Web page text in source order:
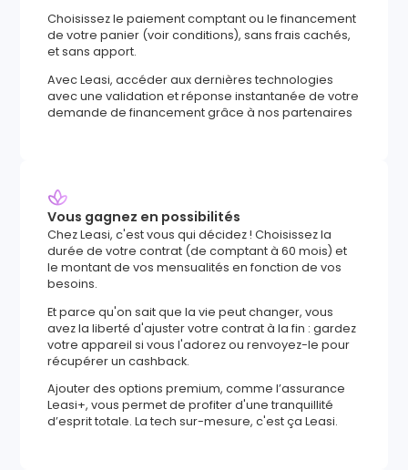
Choisissez le paiement comptant ou le financement
de votre panier (voir conditions), sans frais cachés,
et sans apport.
Avec Leasi, accéder aux dernières technologies
avec une validation et réponse instantanée de votre
demande de financement grâce à nos partenaires
Vous gagnez en possibilités
Chez Leasi, c'est vous qui décidez ! Choisissez la
durée de votre contrat (de comptant à 60 mois) et
le montant de vos mensualités en fonction de vos
besoins.
Et parce qu'on sait que la vie peut changer, vous
avez la liberté d'ajuster votre contrat à la fin : gardez
votre appareil si vous l'adorez ou renvoyez-le pour
récupérer un cashback.
Ajouter des options premium, comme l’assurance
Leasi+, vous permet de profiter d'une tranquillité
d’esprit totale. La tech sur-mesure, c'est ça Leasi.